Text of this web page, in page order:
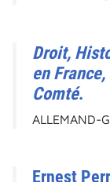
Droit,
en
Comté.
ALLEMAND-
Ernest